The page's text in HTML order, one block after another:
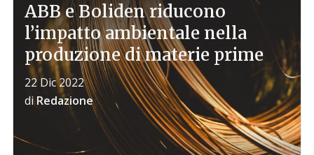
ABB e Boliden riducono
l’impatto ambientale nella
produzione di materie prime
22 Dic 2022
di Redazione